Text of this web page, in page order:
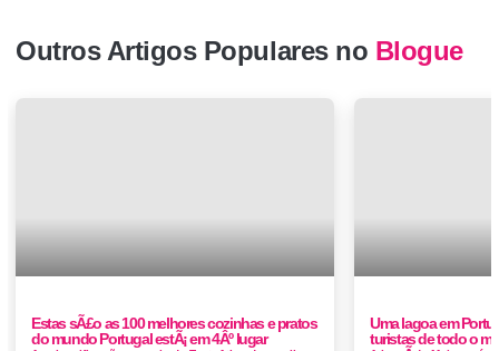
Outros Artigos Populares no Blogue
Estas sÃ£o as 100 melhores cozinhas e pratos
do mundo Portugal estÃ¡ em 4Âº lugar
Uma lagoa em
turistas de todo o